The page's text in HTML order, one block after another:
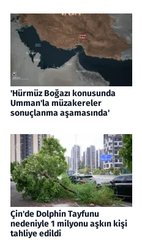
'Hürmüz Boğazı konusunda
Umman'la müzakereler
sonuçlanma aşamasında'
Çin'de Dolphin Tayfunu
nedeniyle 1 milyonu aşkın kişi
tahliye edildi